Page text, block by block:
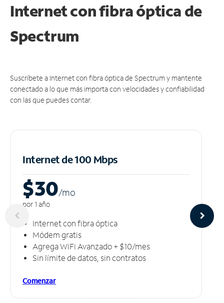
Internet con fibra óptica de
Spectrum
Suscríbete a Internet con fibra óptica de Spectrum y mantente
conectado a lo que más importa con velocidades y confiabilidad
con las que puedes contar.
Internet de 100 Mbps
$30/mo
por 1 año
Internet con fibra óptica
Módem gratis
Agrega WiFi Avanzado + $10/mes
Sin límite de datos, sin contratos
Comenzar